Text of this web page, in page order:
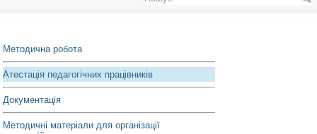
Методична робота
Атестація педагогічних працівників
Документація
Методичні матеріали для організації